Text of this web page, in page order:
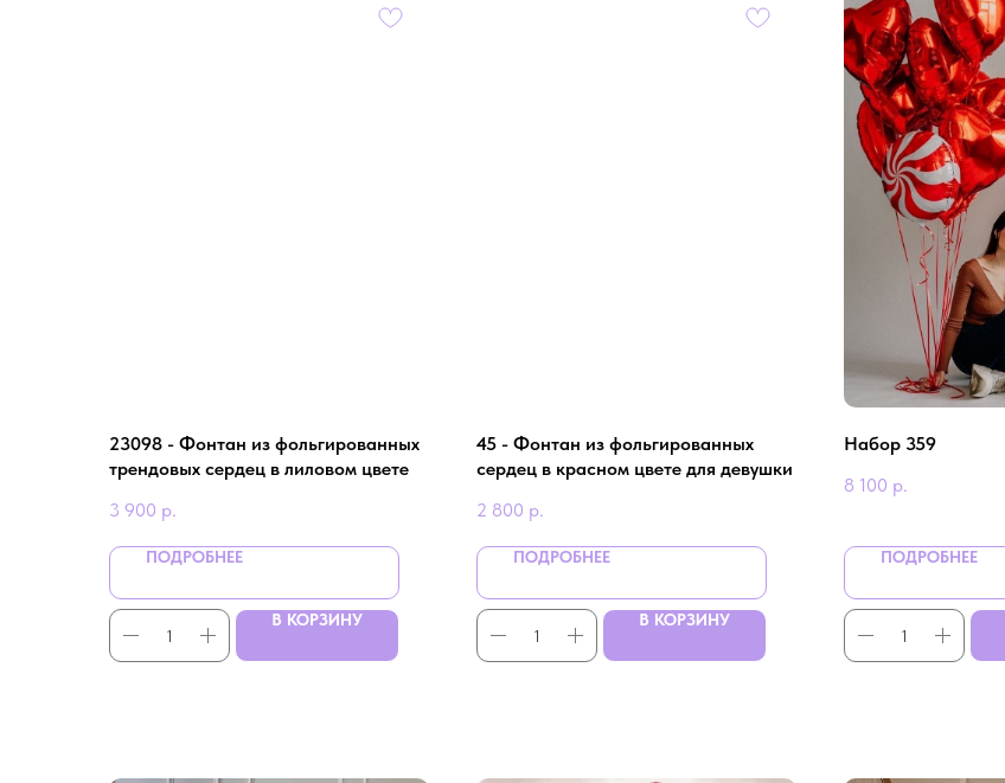
23098 - Фонтан из фольгированных
трендовых сердец в лиловом цвете
3 900 р.
ПОДРОБНЕЕ
В КОРЗИНУ
45 - Фонтан из фольгированных
сердец в красном цвете для девушки
2 800 р.
ПОДРОБНЕЕ
В КОРЗИНУ
Набор 359
8 100 р.
ПОДРОБНЕЕ